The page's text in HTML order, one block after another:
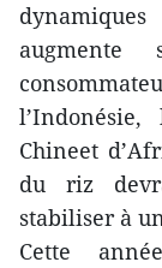
augmente
Chineet
du riz
stabiliser à
Cette